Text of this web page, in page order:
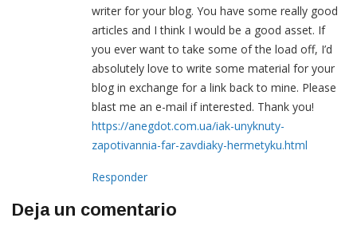
writer for your blog. You have some really good
articles and I think I would be a good asset. If
you ever want to take some of the load off, I’d
absolutely love to write some material for your
blog in exchange for a link back to mine. Please
blast me an e-mail if interested. Thank you!
https://anegdot.com.ua/iak-unyknuty-
zapotivannia-far-zavdiaky-hermetyku.html
Responder
Deja un comentario